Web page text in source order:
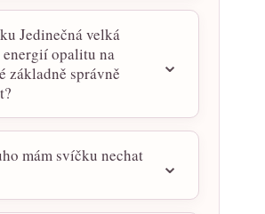
Jedinečná velká
energií opalitu na
základně správně
mám svíčku nechat